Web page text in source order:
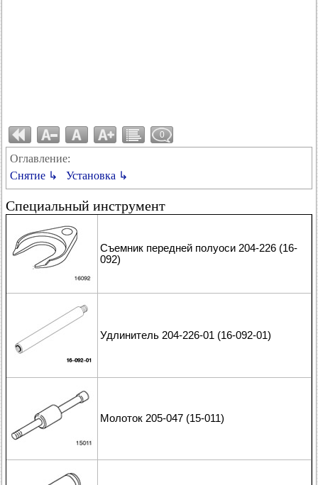
0
Оглавление:
Снятие ↳
Установка ↳
Специальный инструмент
Съемник передней полуоси 204-226 (16-
092)
Удлинитель 204-226-01 (16-092-01)
Молоток 205-047 (15-011)